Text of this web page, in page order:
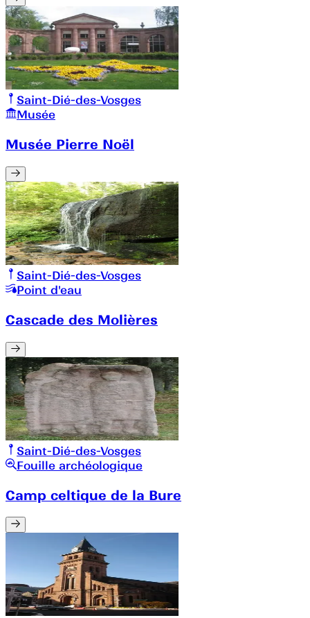
Saint-Dié-des-Vosges
Musée
Musée Pierre Noël
Saint-Dié-des-Vosges
Point d'eau
Cascade des Molières
Saint-Dié-des-Vosges
Fouille archéologique
Camp celtique de la Bure